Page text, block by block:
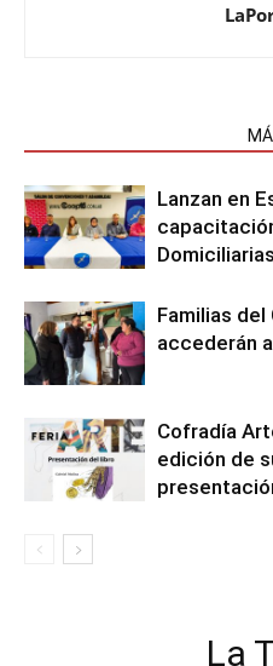
Lanzan en
Domiciliarias
Familias del
accederán
Cofradía
edición de
La